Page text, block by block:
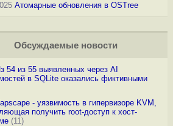
Атомарные обновления в OSTree
Обсуждаемые новости
54 из 55 выявленных через AI
в SQLite оказались фиктивными
- уязвимость в гипервизоре KVM,
получить root-доступ к хост-
(11)